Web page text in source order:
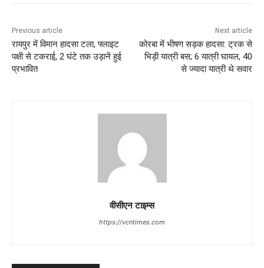
Previous article
रायपुर में विमान हादसा टला, फ्लाइट
पक्षी से टकराई, 2 घंटे तक उड़ानें हुई
प्रभावित
Next article
कोरबा में भीषण सड़क हादसा: ट्रक से
भिड़ी यात्री बस; 6 यात्री घायल, 40
से ज्यादा यात्री थे सवार
वीसीएन टाइम्स
https://vcntimes.com